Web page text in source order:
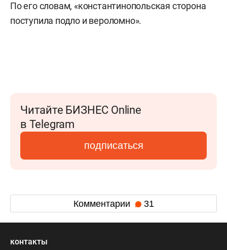
По его словам, «константинопольская сторона
поступила подло и вероломно».
Читайте БИЗНЕС Online
в Telegram
подписаться
Комментарии 31
контакты